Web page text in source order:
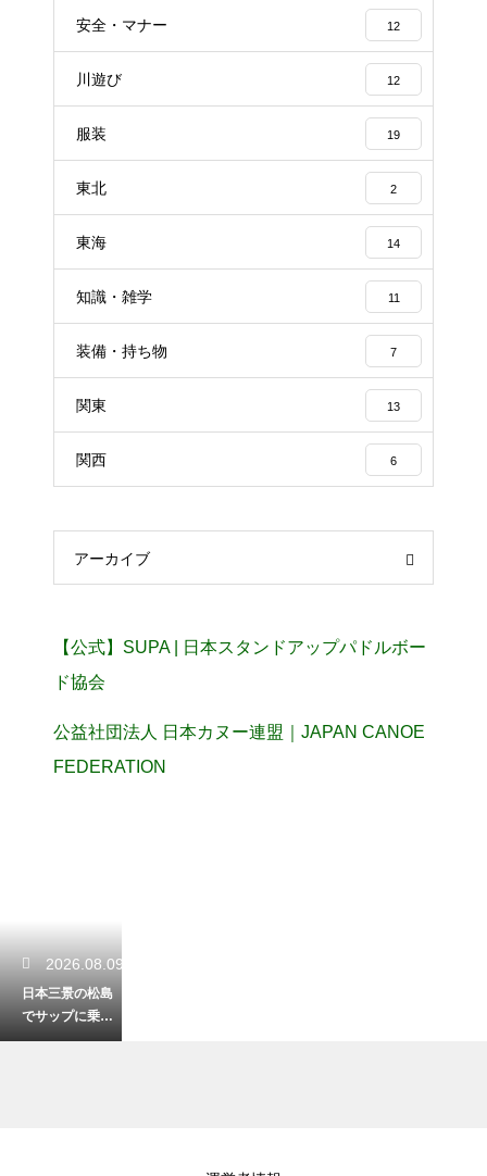
安全・マナー 12
川遊び 12
服装 19
東北 2
東海 14
知識・雑学 11
装備・持ち物 7
関東 13
関西 6
アーカイブ
【公式】SUPA | 日本スタンドアップパドルボー
ド協会
公益社団法人 日本カヌー連盟｜JAPAN CANOE
FEDERATION
2026.08.09
日本三景の松島
でサップに乗っ
て島巡り！歴史